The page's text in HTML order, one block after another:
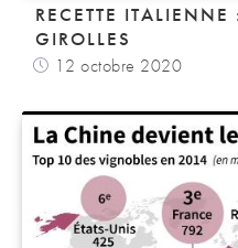
RECETTE
GIROLLES
12 octobre 2020